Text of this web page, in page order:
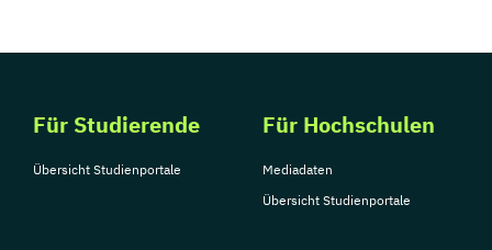
Für Studierende
Übersicht Studienportale
Für Hochschulen
Mediadaten
Übersicht Studienportale